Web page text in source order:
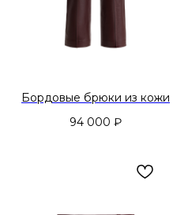
Бордовые брюки из кожи
94 000 ₽